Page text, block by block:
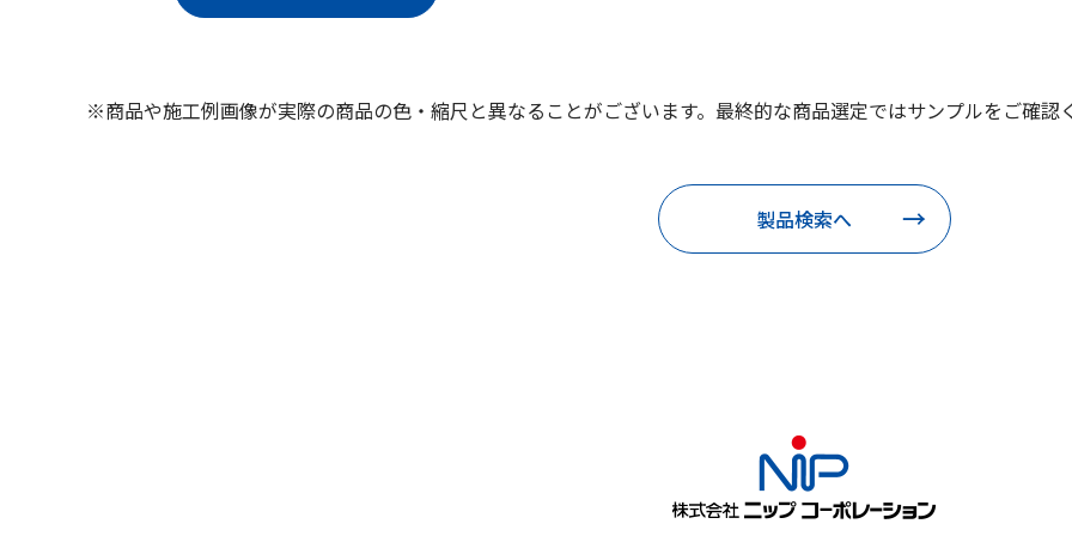
※商品や施工例画像が実際の商品の色・縮尺と異なることがございます。最終的な商品選定ではサンプルをご確認
製品検索へ